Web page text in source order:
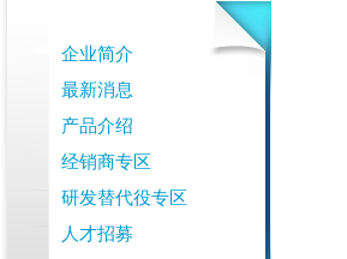
企业简介
最新消息
产品介绍
经销商专区
研发替代役专区
人才招募